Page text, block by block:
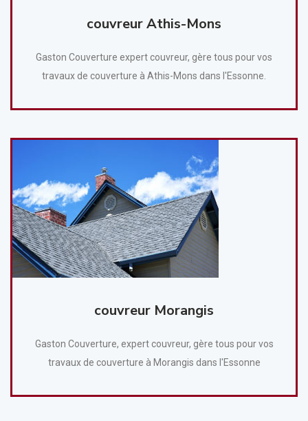
couvreur Athis-Mons
Gaston Couverture expert couvreur, gère tous pour vos
travaux de couverture à Athis-Mons dans l'Essonne.
couvreur Morangis
Gaston Couverture, expert couvreur, gère tous pour vos
travaux de couverture à Morangis dans l'Essonne